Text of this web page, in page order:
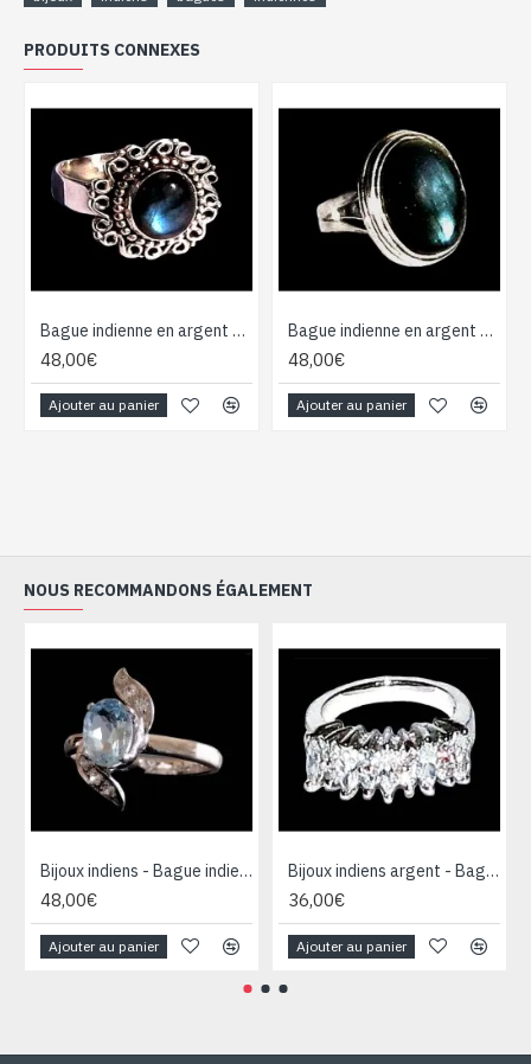
PRODUITS CONNEXES
Bague indienne en argent et Labradorite - Bijoux indiens
48,00€
Ajouter au panier
Bague indienne en argent et Labradorite - Bijoux indiens
48,00€
Ajouter au panier
NOUS RECOMMANDONS ÉGALEMENT
Bijoux indiens - Bague indienne rhodiée Topaze
48,00€
Ajouter au panier
Bijoux indiens argent - Bague indienne oxyde de Zirconium
36,00€
Ajouter au panier